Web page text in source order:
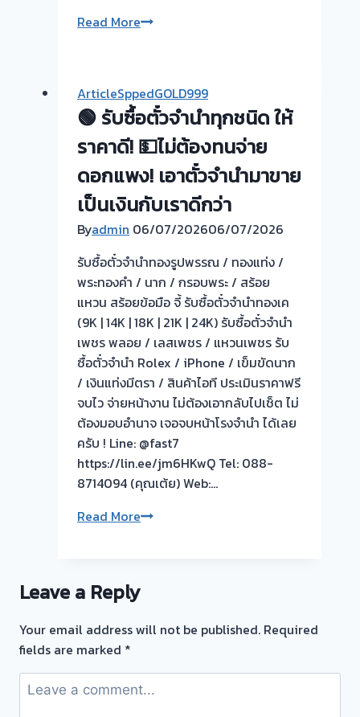
Read Moreรับ
ทอง
ทุก
ชนิด
ราคา
สูง!
💵
ตั๋ว
จำนำ
เป็น
เงินสด
ไม่
ต้อง
ทน
จ่าย
ดอกเบี้ย
แพง
เบื่อ
ไหม
การ
โรง
เอา
มา
ArticleSppedGOLD999
🟢 รับซื้อตั๋วจำนำทุกชนิด ให้
ราคาดี! 💵ไม่ต้องทนจ่าย
ดอกแพง! เอาตั๋วจำนำมาขาย
เป็นเงินกับเราดีกว่า
Byadmin 06/07/202606/07/2026
รับซื้อตั๋วจำนำทองรูปพรรณ / ทองแท่ง /
พระทองคำ / นาก / กรอบพระ / สร้อย
แหวน สร้อยข้อมือ จี้ รับซื้อตั๋วจำนำทองเค
(9K | 14K | 18K | 21K | 24K) รับซื้อตั๋วจำนำ
เพชร พลอย / เลสเพชร / แหวนเพชร รับ
ซื้อตั๋วจำนำ Rolex / iPhone / เข็มขัดนาก
/ เงินแท่งมีตรา / สินค้าไอที ประเมินราคาฟรี
จบไว จ่ายหน้างาน ไม่ต้องเอากลับไปเช็ต ไม่
ต้องมอบอำนาจ เจอจบหน้าโรงจำนำ ได้เลย
ครับ ! Line: @fast7
https://lin.ee/jm6HKwQ Tel: 088-
8714094 (คุณเต้ย) Web:…
Read More🟢
จำนำ
ชนิด
ราคา
ดี!
Leave a Reply
Your email address will not be published. Required
fields are marked *